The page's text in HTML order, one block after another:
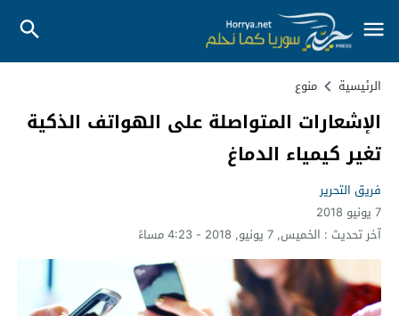
الرئيسية منوع
الإشعارات المتواصلة على الهواتف الذكية
تغير كيمياء الدماغ
فريق التحرير
7 يونيو 2018
آخر تحديث : الخميس, 7 يونيو, 2018 - 4:23 مساءً